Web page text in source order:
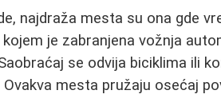
najdraža mesta su ona gde
je zabranjena vožnja
se odvija biciklima ili
mesta pružaju osećaj